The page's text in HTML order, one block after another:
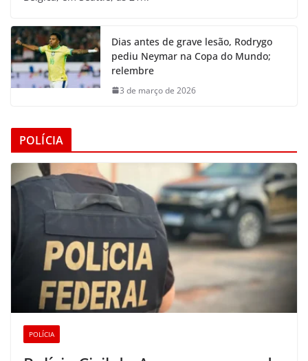
Dias antes de grave lesão, Rodrygo
pediu Neymar na Copa do Mundo;
relembre
3 de março de 2026
POLÍCIA
POLÍCIA